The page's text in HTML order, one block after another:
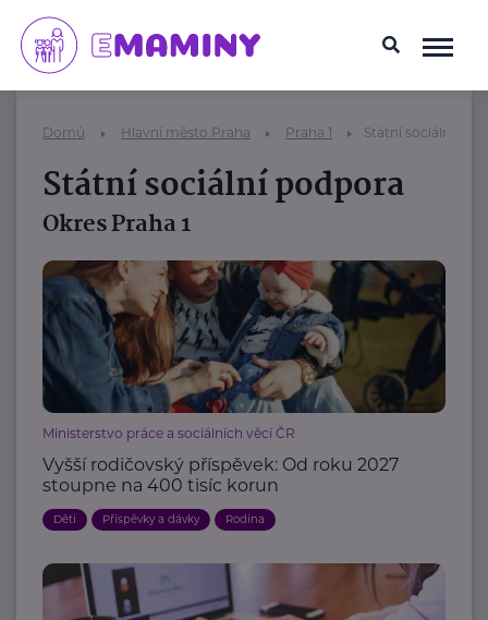
Domů Hlavní město Praha Praha 1 Státní sociální
Státní sociální podpora
Okres Praha 1
Ministerstvo práce a sociálních věcí ČR
Vyšší rodičovský příspěvek: Od roku 2027
stoupne na 400 tisíc korun
Děti Příspěvky a dávky Rodina